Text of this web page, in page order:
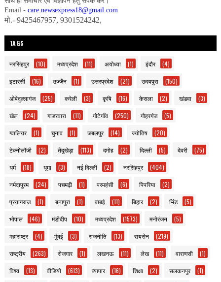
Email - care.newsexpress18@gmail.com
मो.- 9425467957, 9301524242,
TAGS
नरसिंहपुर (10) मध्यप्रदेश (11) अयोध्या (1) इंदौर (4)
इटारसी (16) उज्जैन (1) उत्तरप्रदेश (21) उदयपुरा (150)
ओबेदुल्लागंज (25) करेली (3) कृषि (16) केसला (2) खंडवा (3)
खेल (24) गाडरवारा (11) गोटेगाँव (250) गौहरगंज (5)
ग्वालियर (1) चुनाव (1) जबलपुर (14) ज्योतिष (20)
टेक्नोलॉजी (2) तेंदूखेड़ा (113) दमोह (2) दिल्ली (5) देवरी (75)
धर्म (18) धूमा (3) नई दिल्ली (2) नरसिंहपुर (404)
नर्मदापुरम (24) पचमढ़ी (1) परमहंसी (6) पिपरिया (2)
प्रयागराज (1) बनापुरा (1) बाबई (11) बिहार (2) भिंड (5)
भोपाल (46) मंडीदीप (10) मध्यप्रदेश (1573) मनोरंजन (5)
महाराष्ट्र (4) मुंबई (3) राजनीति (13) रायसेन (219)
राष्ट्रीय (263) रोजगार (1) लखनऊ (11) लेख (11) वाराणसी (1)
विश्व (13) वीडियो (613) व्यापार (16) शिक्षा (2) सलकनपुर (1)